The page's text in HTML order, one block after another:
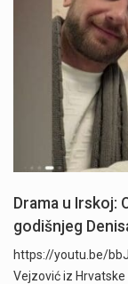
Drama u Irskoj:
godišnjeg
https://youtu.be/
Vejzović iz